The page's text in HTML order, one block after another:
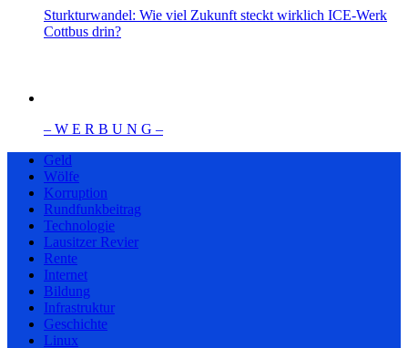
Sturkturwandel: Wie viel Zukunft steckt wirklich ICE-Werk
Cottbus drin?
– W Ε R Β U Ν G –
Geld
Wölfe
Korruption
Rundfunkbeitrag
Technologie
Lausitzer Revier
Rente
Internet
Bildung
Infrastruktur
Geschichte
Linux